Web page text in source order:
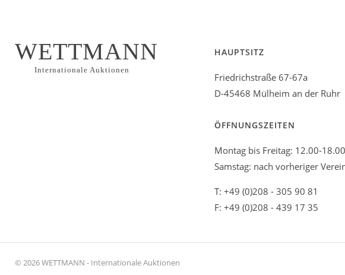
WETTMANN
Internationale Auktionen
HAUPTSITZ
Friedrichstraße 67-67a
D-45468 Mülheim an der Ruhr
ÖFFNUNGSZEITEN
Montag bis Freitag: 12.00-
Samstag: nach vorheriger
T: +49 (0)208 - 305 90 81
F: +49 (0)208 - 439 17 35
© 2026 WETTMANN - Internationale Auktionen